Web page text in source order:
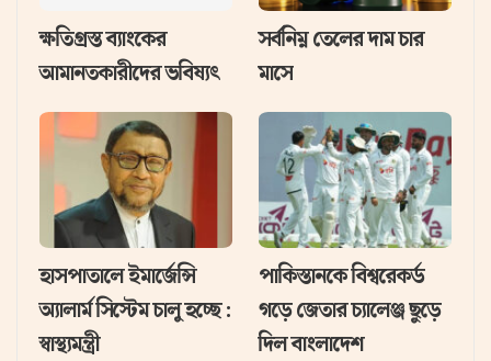
ক্ষতিগ্রস্ত ব্যাংকের
আমানতকারীদের ভবিষ্যৎ
সর্বনিম্ন তেলের দাম চার
মাসে
হাসপাতালে ইমার্জেন্সি
অ্যালার্ম সিস্টেম চালু হচ্ছে :
স্বাস্থ্যমন্ত্রী
পাকিস্তানকে বিশ্বরেকর্ড
গড়ে জেতার চ্যালেঞ্জ ছুড়ে
দিল বাংলাদেশ